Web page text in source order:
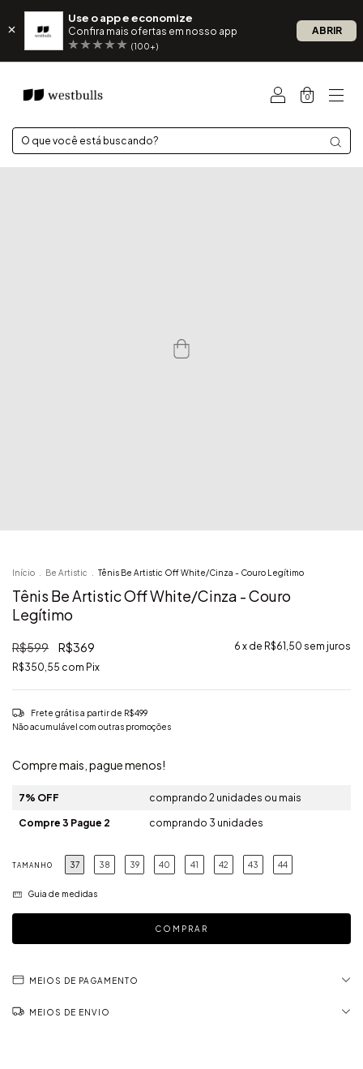
Use o app e economize
Confira mais ofertas em nosso app
(100+)
ABRIR
0
Início . Be Artistic . Tênis Be Artistic Off White/Cinza - Couro Legítimo
Tênis Be Artistic Off White/Cinza - Couro
Legítimo
R$599 R$369
R$350,55 com Pix
6 x de R$61,50 sem juros
Frete grátisa partir de R$499
Não acumulável com outras promoções
Compre mais, pague menos!
7% OFF comprando 2 unidades ou mais
Compre 3 Pague 2 comprando 3 unidades
TAMANHO 37 38 39 40 41 42 43 44
Guia de medidas
MEIOS DE PAGAMENTO
MEIOS DE ENVIO